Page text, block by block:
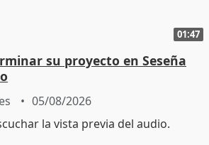
01:47
su proyecto en Seseña
05/08/2026